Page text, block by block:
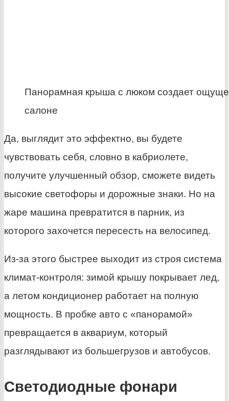
Панорамная крыша с люком создает
салоне
Да, выглядит это эффектно, вы будете
чувствовать себя, словно в кабриолете,
получите улучшенный обзор, сможете видеть
высокие светофоры и дорожные знаки. Но на
жаре машина превратится в парник, из
которого захочется пересесть на велосипед.
Из-за этого быстрее выходит из строя система
климат-контроля: зимой крышу покрывает лед,
а летом кондиционер работает на полную
мощность. В пробке авто с «панорамой»
превращается в аквариум, который
разглядывают из большегрузов и автобусов.
Светодиодные фонари